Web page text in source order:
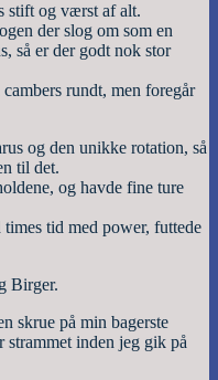
stift og værst af alt.
der slog om som en
så er der godt nok stor
rundt, men foregår
og den unikke rotation, så
til det.
og havde fine ture
tid med power, futtede
Birger.
skrue på min bagerste
strammet inden jeg gik på